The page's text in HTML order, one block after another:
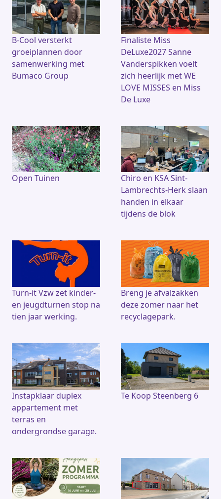
B-Cool versterkt
groeiplannen door
samenwerking met
Bumaco Group
Finaliste Miss
DeLuxe2027 Sanne
Vanderspikken voelt
zich heerlijk met WE
LOVE MISSES en Miss
De Luxe
Open Tuinen
Chiro en KSA Sint-
Lambrechts-Herk slaan
handen in elkaar
tijdens de blok
Turn-it Vzw zet kinder-
en jeugdturnen stop na
tien jaar werking.
Breng je afvalzakken
deze zomer naar het
recyclagepark.
Instapklaar duplex
appartement met
terras en
ondergrondse garage.
Te Koop Steenberg 6